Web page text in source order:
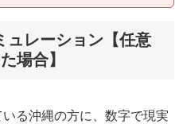
ュレーション【任意
場合】
いる沖縄の方に、数字で現実